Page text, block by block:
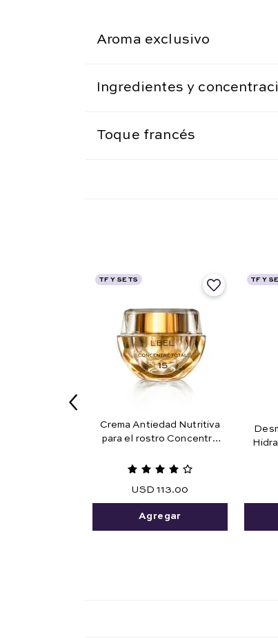
Aroma exclusivo
Ingredientes y
Toque francés
TF Y SETS
Crema Antiedad Nutritiva
para el rostro Concentré
USD 113.00
Agregar
TF Y